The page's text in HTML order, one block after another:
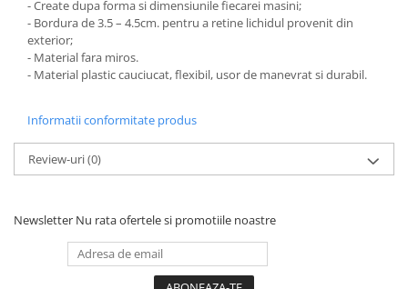
PARASOLARE
PAUL WALKER STICKER
PENTRU FETE
SETURI STICKERE
STICKERE CAPAC REZERVOR
STICKERE CU ANIMALE
STICKERE GEAM MIC
STICKERE JDM
- Create dupa forma si dimensiunile fiecarei masini;
- Bordura de 3.5 – 4.5cm. pentru a retine lichidul provenit din
exterior;
- Material fara miros.
- Material plastic cauciucat, flexibil, usor de manevrat si durabil.
Informatii conformitate produs
Review-uri(0)
Newsletter Nu rata ofertele si promotiile noastre